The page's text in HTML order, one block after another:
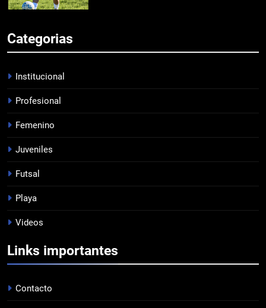
TRIUNFAZO
7
8
1
Categorias
Institucional
Profesional
Femenino
Juveniles
Futsal
Playa
Videos
Links importantes
Contacto